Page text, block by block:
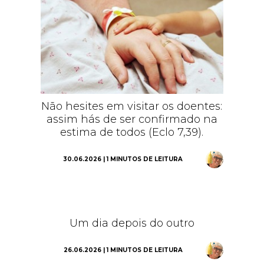
Não hesites em visitar os doentes:
assim hás de ser confirmado na
estima de todos (Eclo 7,39).
30.06.2026 | 1 MINUTOS DE LEITURA
Um dia depois do outro
26.06.2026 | 1 MINUTOS DE LEITURA